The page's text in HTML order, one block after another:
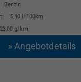
Benzin
5,40 l/100km
g/km
» Angebotdetails